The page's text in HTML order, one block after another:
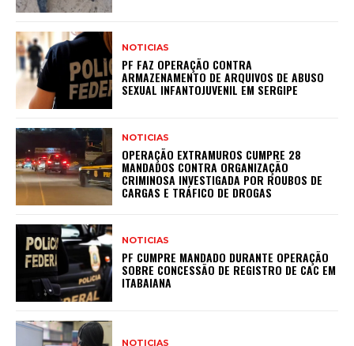
NOTICIAS
PF FAZ OPERAÇÃO CONTRA
ARMAZENAMENTO DE ARQUIVOS DE ABUSO
SEXUAL INFANTOJUVENIL EM SERGIPE
NOTICIAS
OPERAÇÃO EXTRAMUROS CUMPRE 28
MANDADOS CONTRA ORGANIZAÇÃO
CRIMINOSA INVESTIGADA POR ROUBOS DE
CARGAS E TRÁFICO DE DROGAS
NOTICIAS
PF CUMPRE MANDADO DURANTE OPERAÇÃO
SOBRE CONCESSÃO DE REGISTRO DE CAC EM
ITABAIANA
NOTICIAS